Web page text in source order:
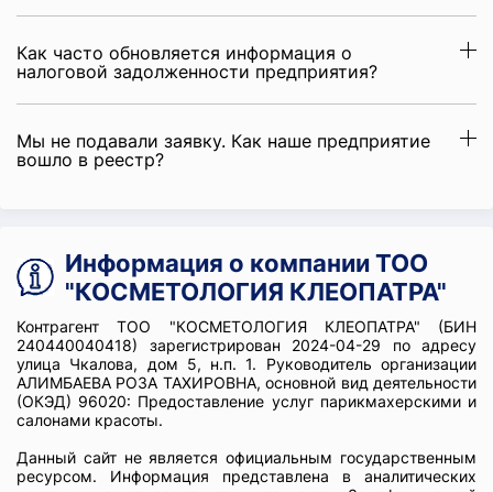
Как часто обновляется информация о
налоговой задолженности предприятия?
Мы не подавали заявку. Как наше предприятие
вошло в реестр?
Информация о компании ТОО
"КОСМЕТОЛОГИЯ КЛЕОПАТРА"
Контрагент ТОО "КОСМЕТОЛОГИЯ КЛЕОПАТРА" (БИН
240440040418) зарегистрирован 2024-04-29 по адресу
улица Чкалова, дом 5, н.п. 1. Руководитель организации
АЛИМБАЕВА РОЗА ТАХИРОВНА, основной вид деятельности
(ОКЭД) 96020: Предоставление услуг парикмахерскими и
салонами красоты.
Данный сайт не является официальным государственным
ресурсом. Информация представлена в аналитических